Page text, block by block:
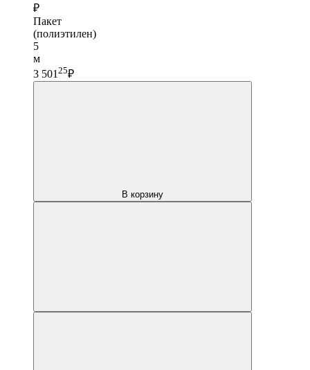
₽
Пакет
(полиэтилен)
5
м
3 501 25₽
В корзину